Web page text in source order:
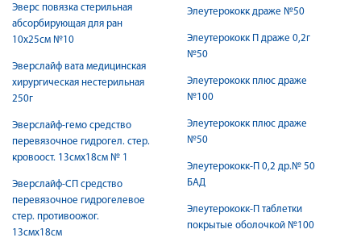
Эверс повязка стерильная
абсорбирующая для ран
10х25см №10
Эверслайф вата медицинская
хирургическая нестерильная
250г
Эверслайф-гемо средство
перевязочное гидрогел. стер.
кровоост. 13смх18см № 1
Эверслайф-СП средство
перевязочное гидрогелевое
стер. противоожог.
13смх18см
Элеутерококк драже №50
Элеутерококк П драже 0,2г
№50
Элеутерококк плюс драже
№100
Элеутерококк плюс драже
№50
Элеутерококк-П 0,2 др.№ 50
БАД
Элеутерококк-П таблетки
покрытые оболочкой №100